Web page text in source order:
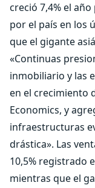
creció 7,4% el
por el país en los
que el gigante
«Continuas
inmobiliario y las
en el crecimiento
Economics, y
infraestructuras
drástica». Las
10,5% registrado
mientras que el